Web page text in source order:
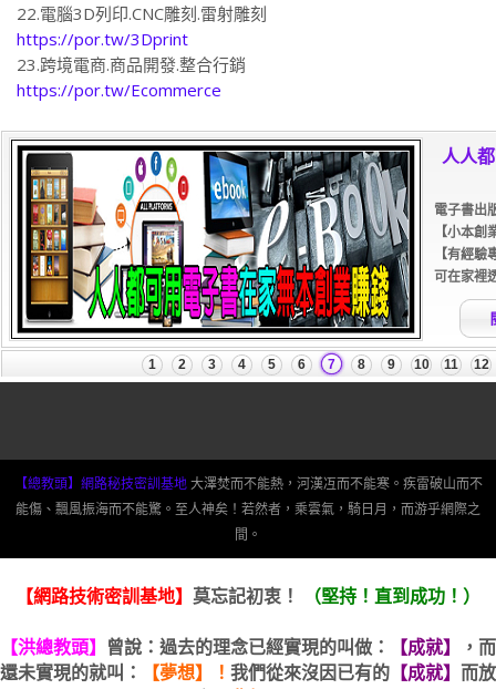
22.電腦3D列印.CNC雕刻.雷射雕刻
https://por.tw/3Dprint
23.跨境電商.商品開發.整合行銷
https://por.tw/Ecommerce
【總教頭】網路秘技密訓基地大澤焚而不能熱，河漢冱而不能寒。疾雷破山而不
能傷、飄風振海而不能驚。至人神矣！若然者，乘雲氣，騎日月，而游乎網際之
間。
【網路技術密訓基地】 莫忘記初衷！ （堅持！直到成功！）
【洪總教頭】 曾說：過去的理念已經實現的叫做： 【成就】
，而
還未實現的就叫：
【夢想】！ 我們從來沒因已有的 【成就】 而放